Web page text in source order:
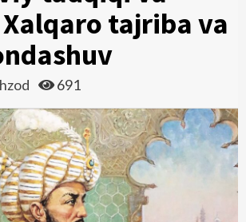
tajriba va
691